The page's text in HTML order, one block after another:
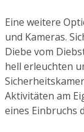
Eine weitere
und Kameras.
Diebe vom
hell erleuchten
Aktivitäten am
eines Einbruchs